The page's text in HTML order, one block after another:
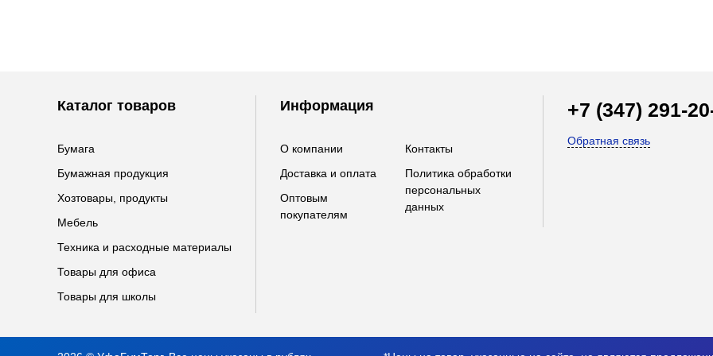
Каталог товаров
Бумага
Бумажная продукция
Хозтовары, продукты
Мебель
Техника и расходные материалы
Товары для офиса
Товары для школы
Информация
О компании
Доставка и оплата
Оптовым
покупателям
Контакты
Политика обработки
персональных
данных
+7 (347) 291-
Обратная связь